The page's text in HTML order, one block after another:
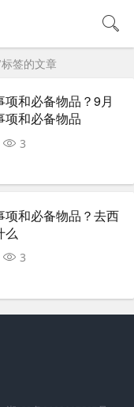
签的文章
和必备物品？9月
项和必备物品
3
项和必备物品？去西
么
3